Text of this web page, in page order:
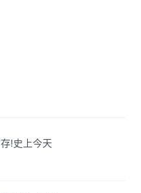
!史上今天